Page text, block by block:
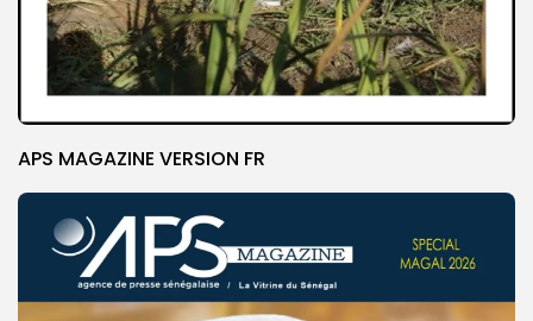
APS MAGAZINE VERSION FR